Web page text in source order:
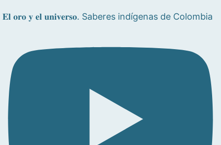
𝐄𝐥 𝐨𝐫𝐨 𝐲 𝐞𝐥 𝐮𝐧𝐢𝐯𝐞𝐫𝐬𝐨. Saberes indígenas de Colombia